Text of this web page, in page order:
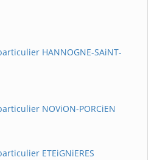
HANNOGNE-SAiNT-
NOViON-PORCiEN
ETEiGNiERES